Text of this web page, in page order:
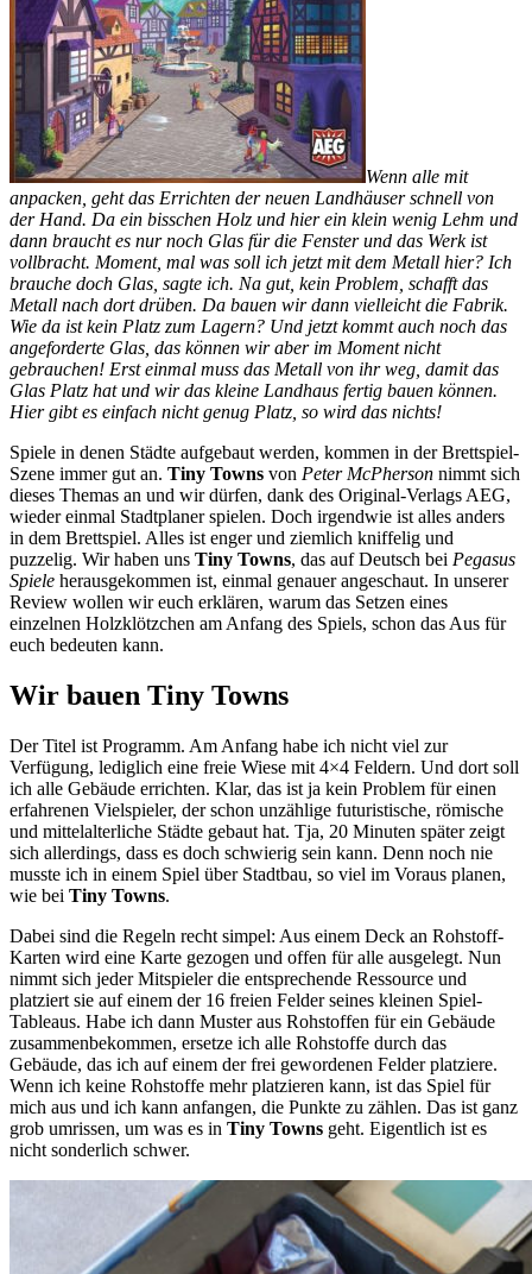
Wenn alle mit
anpacken, geht das Errichten der neuen Landhäuser schnell von
der Hand. Da ein bisschen Holz und hier ein klein wenig Lehm und
dann braucht es nur noch Glas für die Fenster und das Werk ist
vollbracht. Moment, mal was soll ich jetzt mit dem Metall hier? Ich
brauche doch Glas, sagte ich. Na gut, kein Problem, schafft das
Metall nach dort drüben. Da bauen wir dann vielleicht die Fabrik.
Wie da ist kein Platz zum Lagern? Und jetzt kommt auch noch das
angeforderte Glas, das können wir aber im Moment nicht
gebrauchen! Erst einmal muss das Metall von ihr weg, damit das
Glas Platz hat und wir das kleine Landhaus fertig bauen können.
Hier gibt es einfach nicht genug Platz, so wird das nichts!
Spiele in denen Städte aufgebaut werden, kommen in der Brettspiel-
Szene immer gut an. Tiny Towns von Peter McPherson nimmt sich
dieses Themas an und wir dürfen, dank des Original-Verlags AEG,
wieder einmal Stadtplaner spielen. Doch irgendwie ist alles anders
in dem Brettspiel. Alles ist enger und ziemlich kniffelig und
puzzelig. Wir haben uns Tiny Towns, das auf Deutsch bei Pegasus
Spiele herausgekommen ist, einmal genauer angeschaut. In unserer
Review wollen wir euch erklären, warum das Setzen eines
einzelnen Holzklötzchen am Anfang des Spiels, schon das Aus für
euch bedeuten kann.
Wir bauen Tiny Towns
Der Titel ist Programm. Am Anfang habe ich nicht viel zur
Verfügung, lediglich eine freie Wiese mit 4×4 Feldern. Und dort soll
ich alle Gebäude errichten. Klar, das ist ja kein Problem für einen
erfahrenen Vielspieler, der schon unzählige futuristische, römische
und mittelalterliche Städte gebaut hat. Tja, 20 Minuten später zeigt
sich allerdings, dass es doch schwierig sein kann. Denn noch nie
musste ich in einem Spiel über Stadtbau, so viel im Voraus planen,
wie bei Tiny Towns.
Dabei sind die Regeln recht simpel: Aus einem Deck an Rohstoff-
Karten wird eine Karte gezogen und offen für alle ausgelegt. Nun
nimmt sich jeder Mitspieler die entsprechende Ressource und
platziert sie auf einem der 16 freien Felder seines kleinen Spiel-
Tableaus. Habe ich dann Muster aus Rohstoffen für ein Gebäude
zusammenbekommen, ersetze ich alle Rohstoffe durch das
Gebäude, das ich auf einem der frei gewordenen Felder platziere.
Wenn ich keine Rohstoffe mehr platzieren kann, ist das Spiel für
mich aus und ich kann anfangen, die Punkte zu zählen. Das ist ganz
grob umrissen, um was es in Tiny Towns geht. Eigentlich ist es
nicht sonderlich schwer.